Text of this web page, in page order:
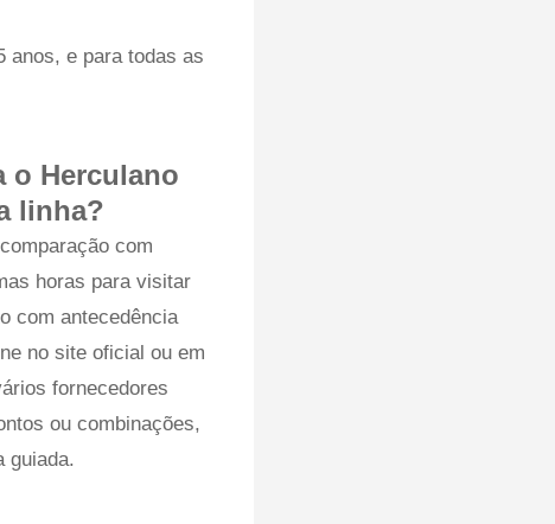
anos, e para todas as
o Herculano
linha?
com
horas para visitar
com antecedência
no site oficial ou em
fornecedores
ou combinações,
guiada.